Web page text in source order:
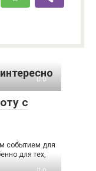
0
с
событием для
для тех,